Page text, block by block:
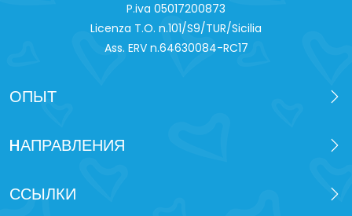
P.iva 0‍5017200873
Licenza T.O. n.101/S9/TUR/Sicilia
Ass. ERV n.64630084-RC17
ОПЫТ
HАПРАВЛЕНИЯ
ССЫЛКИ